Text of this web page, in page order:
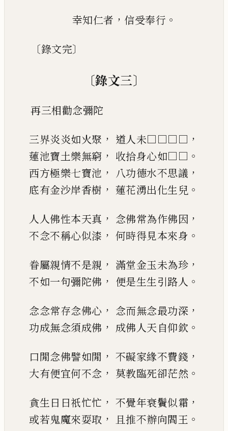
幸知仁者 ， 信受奉行 。
〔錄文完〕
〔錄文三〕
再三相勸念彌陀
三界炎炎如火聚 ， 道人未□□□□ ，
蓮池寶土樂無窮 ， 收拾身心如□□ 。
西方極樂七寶池 ， 八功德水不思議 ，
底有金沙岸香樹 ， 蓮花湧出化生兒 。
人人佛性本天真 ， 念佛常為作佛因 ，
不念不稱心似漆 ， 何時得見本來身 。
眷屬親情不是親 ， 滿堂金玉未為珍 ，
不如一句彌陀佛 ， 便是生生引路人 。
念念常存念佛心 ， 念而無念最功深 ，
功成無念須成佛 ， 成佛人天自仰欽 。
口閒念佛譬如閒 ， 不礙家緣不費錢 ，
大有便宜何不念 ， 莫教臨死卻茫然 。
貪生日日祇忙忙 ， 不覺年衰鬢似霜 ，
或若鬼魔來耍取 ， 且推不辦向閻王 。